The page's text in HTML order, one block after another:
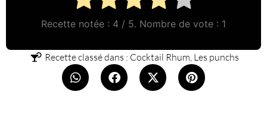
Recette notée : 4 / 5. Nombre de vote : 1
Recette classé dans : Cocktail Rhum, Les punchs